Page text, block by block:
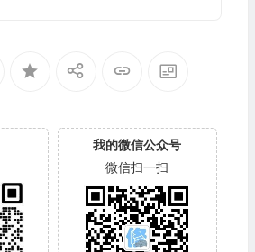
我的微信公众号
微信扫一扫